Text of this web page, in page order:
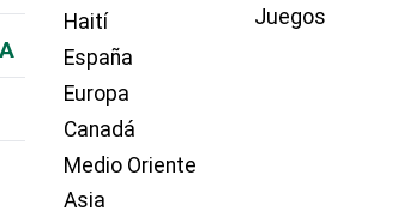
Haití
España
Europa
Canadá
Medio Oriente
Asia
Juegos